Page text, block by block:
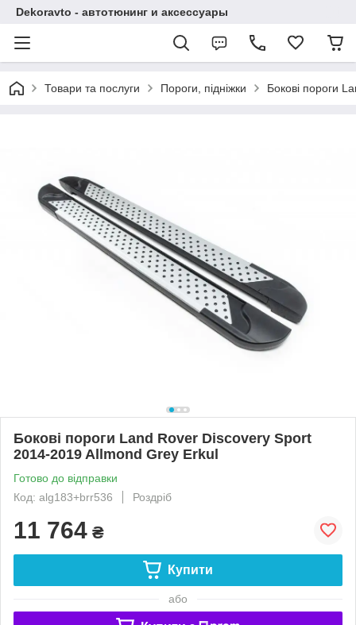
Dekoravto - автотюнинг и аксессуары
Товари та послуги Пороги, підніжки Бокові пороги
Бокові пороги Land Rover Discovery Sport
2014-2019 Allmond Grey Erkul
Готово до відправки
Код: alg183+brr536
Роздріб
11 764 ₴
Купити
або